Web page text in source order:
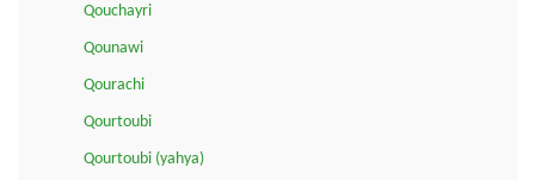
Qouchayri
Qounawi
Qourachi
Qourtoubi
Qourtoubi (yahya)